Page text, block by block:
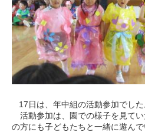
17日は、年中組の活動参加でした
活動参加は、園での様子を見て
の方にも子どもたちと一緒に遊ん